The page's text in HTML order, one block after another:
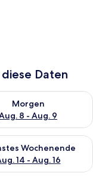
Daten
Aug. 7 - Aug. 8.
Morgen
8 - Aug. 9
die Verfügbarkeit
Aug. 7
Wochenende
14 - Aug. 16
die Verfügbarkeit